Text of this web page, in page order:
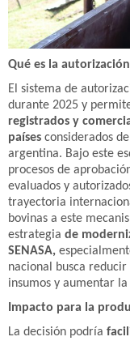
Qué es la
El sistema de
durante 2025 y
registrados y
países considerados
argentina. Bajo este
procesos de
evaluados y
trayectoria
bovinas a este
estrategia de
SENASA,
nacional busca
insumos y aumentar
Impacto para la
La decisión podría